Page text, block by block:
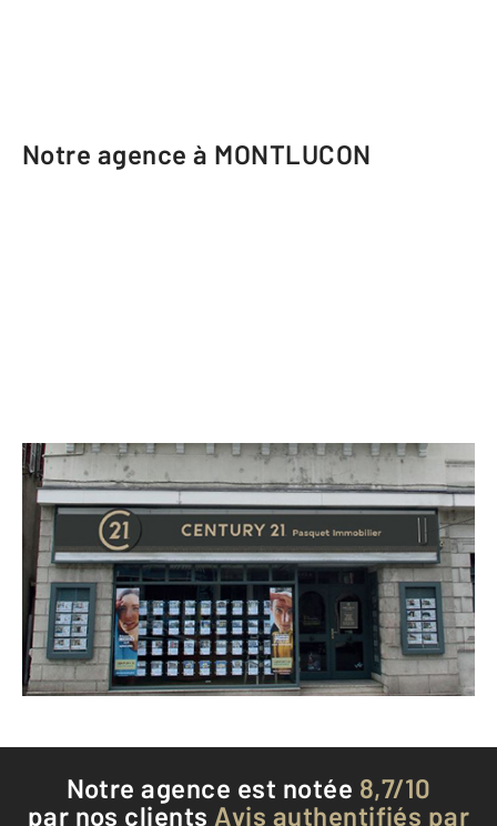
Notre agence à MONTLUCON
CENTURY 21 Pasquet Immobilier
68 boulevard de Courtais
MONTLUCON - 03100
Envoyer un message
Téléphoner à l'agence
Notre agence est notée 8,7/10
par nos clients Avis authentifiés par